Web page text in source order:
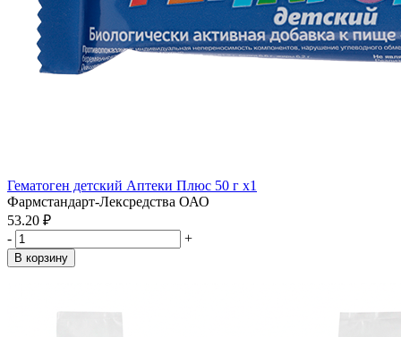
Гематоген детский Аптеки Плюс 50 г x1
Фармстандарт-Лексредства ОАО
53.20 ₽
-
+
В корзину